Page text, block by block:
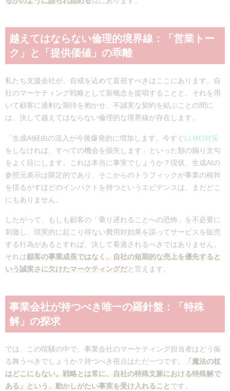
越えてはならない倫理的境界線：「営業トー
ク」と「提供価値」の乖離
私たち支援会社が、自戒を込めて直視すべきはここにあります。自
社のマーケティング戦略として新概念を提唱することと、それを用
いて顧客に過剰な期待を抱かせ、不誠実な契約を結ぶことの間に
は、決して越えてはならない倫理的な境界線が存在します。
「生成AI経由の流入が今後爆発的に増加します。今すぐLLMO対策
をしなければ、すべての機会を損失します」といった類の煽り文句
をよく目にします。これは本当に事実でしょうか？現状、生成AIの
参照元表示は限定的であり、そこからのトラフィックが事業の根幹
を揺るがすほどのインパクトを持つというエビデンスは、まだどこ
にもありません。
したがって、もしも顧客の「乗り遅れることへの恐怖」を不必要に
刺激し、現実的に起こり得ない費用対効果を謳ってサービスを販売
する行為があるとすれば、決して看過されるべきではありません。
それは顧客の事業成長ではなく、自社の短期的な売上を優先すると
いう誠実さに欠けたマーケティングだと言えます。
事業会社が持つべき唯一の羅針盤：「特殊
解」の探求
では、この喧騒の中で、事業会社のマーケティング担当者はどう振
る舞うべきでしょうか？持つべき視点はただ一つです。
「魔法の杖
はどこにもない。戦略とは常に、自社の特殊文脈における特殊解で
ある」という、動かしがたい事実を受け入れることです。